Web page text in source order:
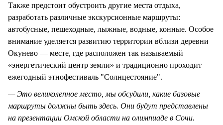
Также предстоит обустроить другие места отдыха,
разработать различные экскурсионные маршруты:
автобусные, пешеходные, лыжные, водные, конные. Особое
внимание уделяется развитию территории вблизи деревни
Окунево — месте, где расположен так называемый
«энергетический центр земли» и традиционно проходит
ежегодный этнофестиваль "Солнцестояние".
— Это великолепное место, мы обсудили, какие базовые
маршруты должны быть здесь. Они будут представлены
на презентации Омской области на олимпиаде в Сочи.